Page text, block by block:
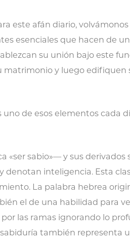
este afán diario, volvámonos
esenciales que hacen de
su unión bajo este
y luego edifiquen
uno de esos elementos cada
«ser sabio»— y sus derivados
inteligencia. Esta
La palabra hebrea
el de una habilidad para
las ramas ignorando lo
también representa